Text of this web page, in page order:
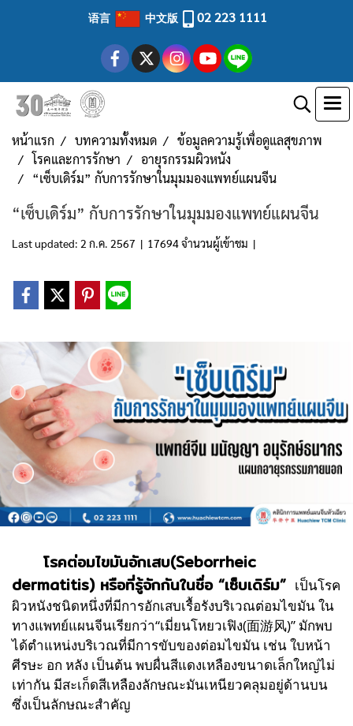
语言 中文版 02 223 1111
หน้าแรก บทความทั้งหมด
ข้อมูลความรู้เพื่อดูแลสุขภาพ
โรคและการรักษา
อายุรกรรมผิวหนัง
“เซ็บเดิร์ม” กับการรักษาในมุมมองแพทย์แผนจีน
“เซ็บเดิร์ม” กับการรักษาในมุมมองแพทย์แผนจีน
Last updated: 2 ก.ค. 2567 | 17694 จำนวนผู้เข้าชม |
โรคต่อมไขมันอักเสบ(Seborrheic
dermatitis) หรือที่รู้จักกันในชื่อ “เซ็บเดิร์ม” เป็นโรค
ผิวหนังชนิดหนึ่งที่มีการอักเสบเรื้อรังบริเวณต่อมไขมัน ใน
ทางแพทย์แผนจีนเรียกว่า“เมี่ยนโหยวเฟิง(面游风)” มักพบ
ได้ตำแหน่งบริเวณที่มีการขับของต่อมไขมัน เช่น ใบหน้า
ศีรษะ อก หลัง เป็นต้น พบผื่นสีแดงเหลืองขนาดเล็กใหญ่ไม่
เท่ากัน มีสะเก็ดสีเหลืองลักษณะมันเหนียวคลุมอยู่ด้านบน
ซึ่งเป็นลักษณะสำคัญ